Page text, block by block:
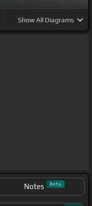
ShowAll Diagrams
Notes Beta